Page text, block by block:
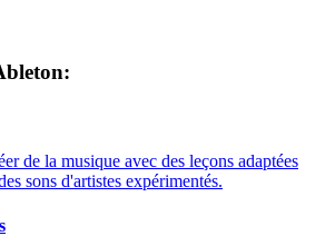
de la musique avec des leçons adaptées
sons d'artistes expérimentés.